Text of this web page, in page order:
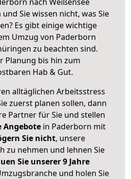
Sie wissen nicht, was Sie
Es gibt einige wichtige
Umzug von Paderborn
zu beachten sind.
Planung bis hin zum
Hab & Gut.
alltäglichen Arbeitsstress
zuerst planen sollen, dann
Partner für Sie und stellen
Angebote in Paderborn mit
Sie nicht, unsere
zu nehmen und lehnen Sie
Sie unserer 9 Jahre
und holen Sie